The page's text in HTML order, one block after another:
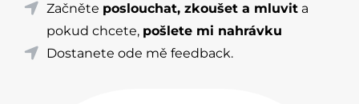
Začněte poslouchat, zkoušet a mluvit a
pokud chcete, pošlete mi nahrávku
Dostanete ode mě feedback.